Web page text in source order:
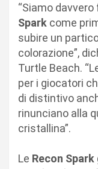
“Siamo
Spark come
subire un
colorazione”,
Turtle Beach.
per i giocatori
di distintivo
rinunciano alla
cristallina”.
Le Recon Spark